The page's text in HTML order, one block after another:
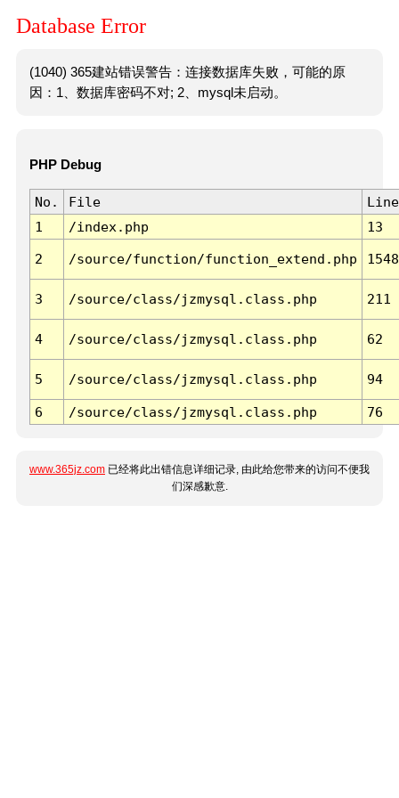
Database Error
(1040) 365建站错误警告：连接数据库失败，可能的原
因：1、数据库密码不对; 2、mysql未启动。
PHP Debug
No. File
Line
1
/index.php 13
2 /source/function/function_extend.php 1548
3 /source/class/jzmysql.class.php 211
4 /source/class/jzmysql.class.php 62
5 /source/class/jzmysql.class.php 94
6 /source/class/jzmysql.class.php 76
www.365jz.com 已经将此出错信息详细记录, 由此给您带来的访问不便我
们深感歉意.